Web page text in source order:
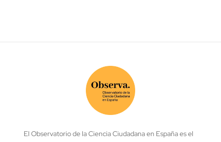
El Observatorio de la Ciencia Ciudadana en España es el